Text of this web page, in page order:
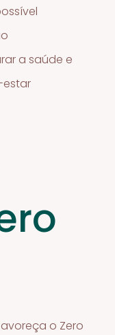
a saúde e
o Zero